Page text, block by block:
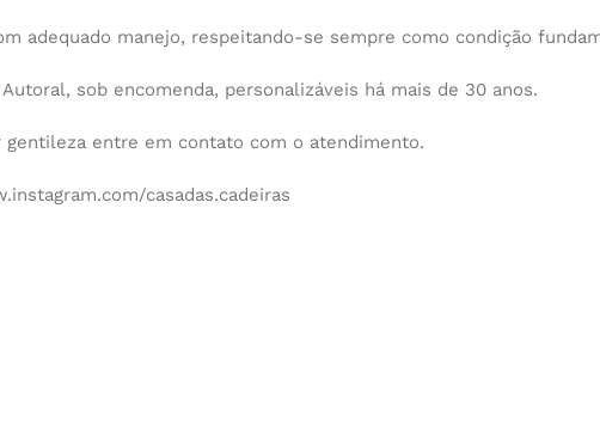
adequado manejo, respeitando-se sempre como condição
sob encomenda, personalizáveis há mais de 30 anos.
gentileza entre em contato com o atendimento.
casadas.cadeiras